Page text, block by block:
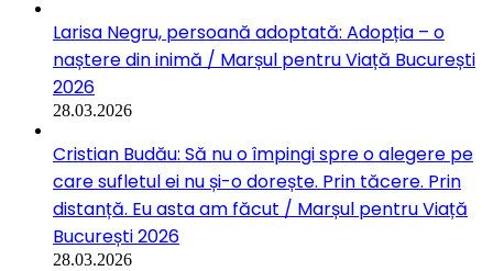
Larisa Negru, persoană adoptată: Adopția – o
naștere din inimă / Marșul pentru Viață București
2026
28.03.2026
Cristian Budău: Să nu o împingi spre o alegere pe
care sufletul ei nu și-o dorește. Prin tăcere. Prin
distanță. Eu asta am făcut / Marșul pentru Viață
București 2026
28.03.2026